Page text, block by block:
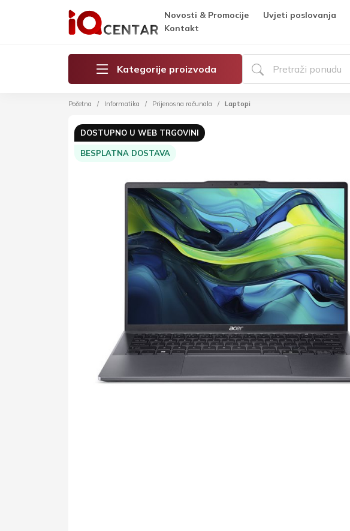
Novosti & Promocije Uvjeti poslovanja
Kontakt
Kategorije proizvoda
Početna Informatika Prijenosna računala Laptopi
DOSTUPNO U WEB TRGOVINI
BESPLATNA DOSTAVA